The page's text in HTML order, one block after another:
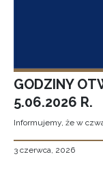
GODZINY
5.06.2026 R.
Informujemy, że w
3 czerwca, 2026